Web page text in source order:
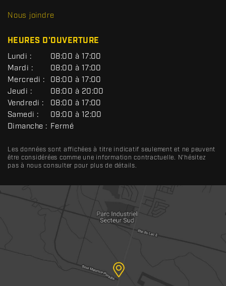
R
Nous joindre
HEURES D'OUVERTURE
G
É
N
É
R
A
L
Lundi :
08:00 à 17:00
Mardi :
08:00 à 17:00
Mercredi :
08:00 à 17:00
Jeudi :
08:00 à 20:00
Vendredi :
08:00 à 17:00
Samedi :
09:00 à 12:00
Dimanche : Fermé
Les données sont affichées à titre indicatif seulement et ne peuvent
être considérées comme une information contractuelle. N'hésitez
pas à nous consulter pour plus de détails.